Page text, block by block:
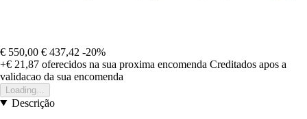
€ 550,00 € 437,42 -20%
+€ 21,87 oferecidos na sua proxima encomenda Creditados apos a
validacao da sua encomenda
Loading...
Descrição